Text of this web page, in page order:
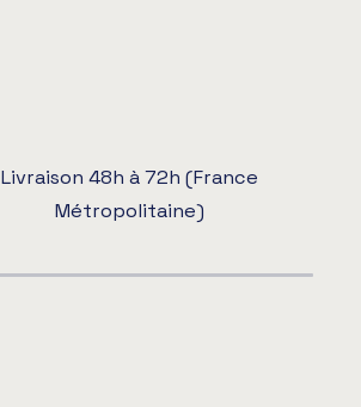
Livraison 48h à 72h (France
Métropolitaine)